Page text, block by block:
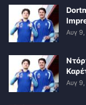
Αυγ
Αυγ